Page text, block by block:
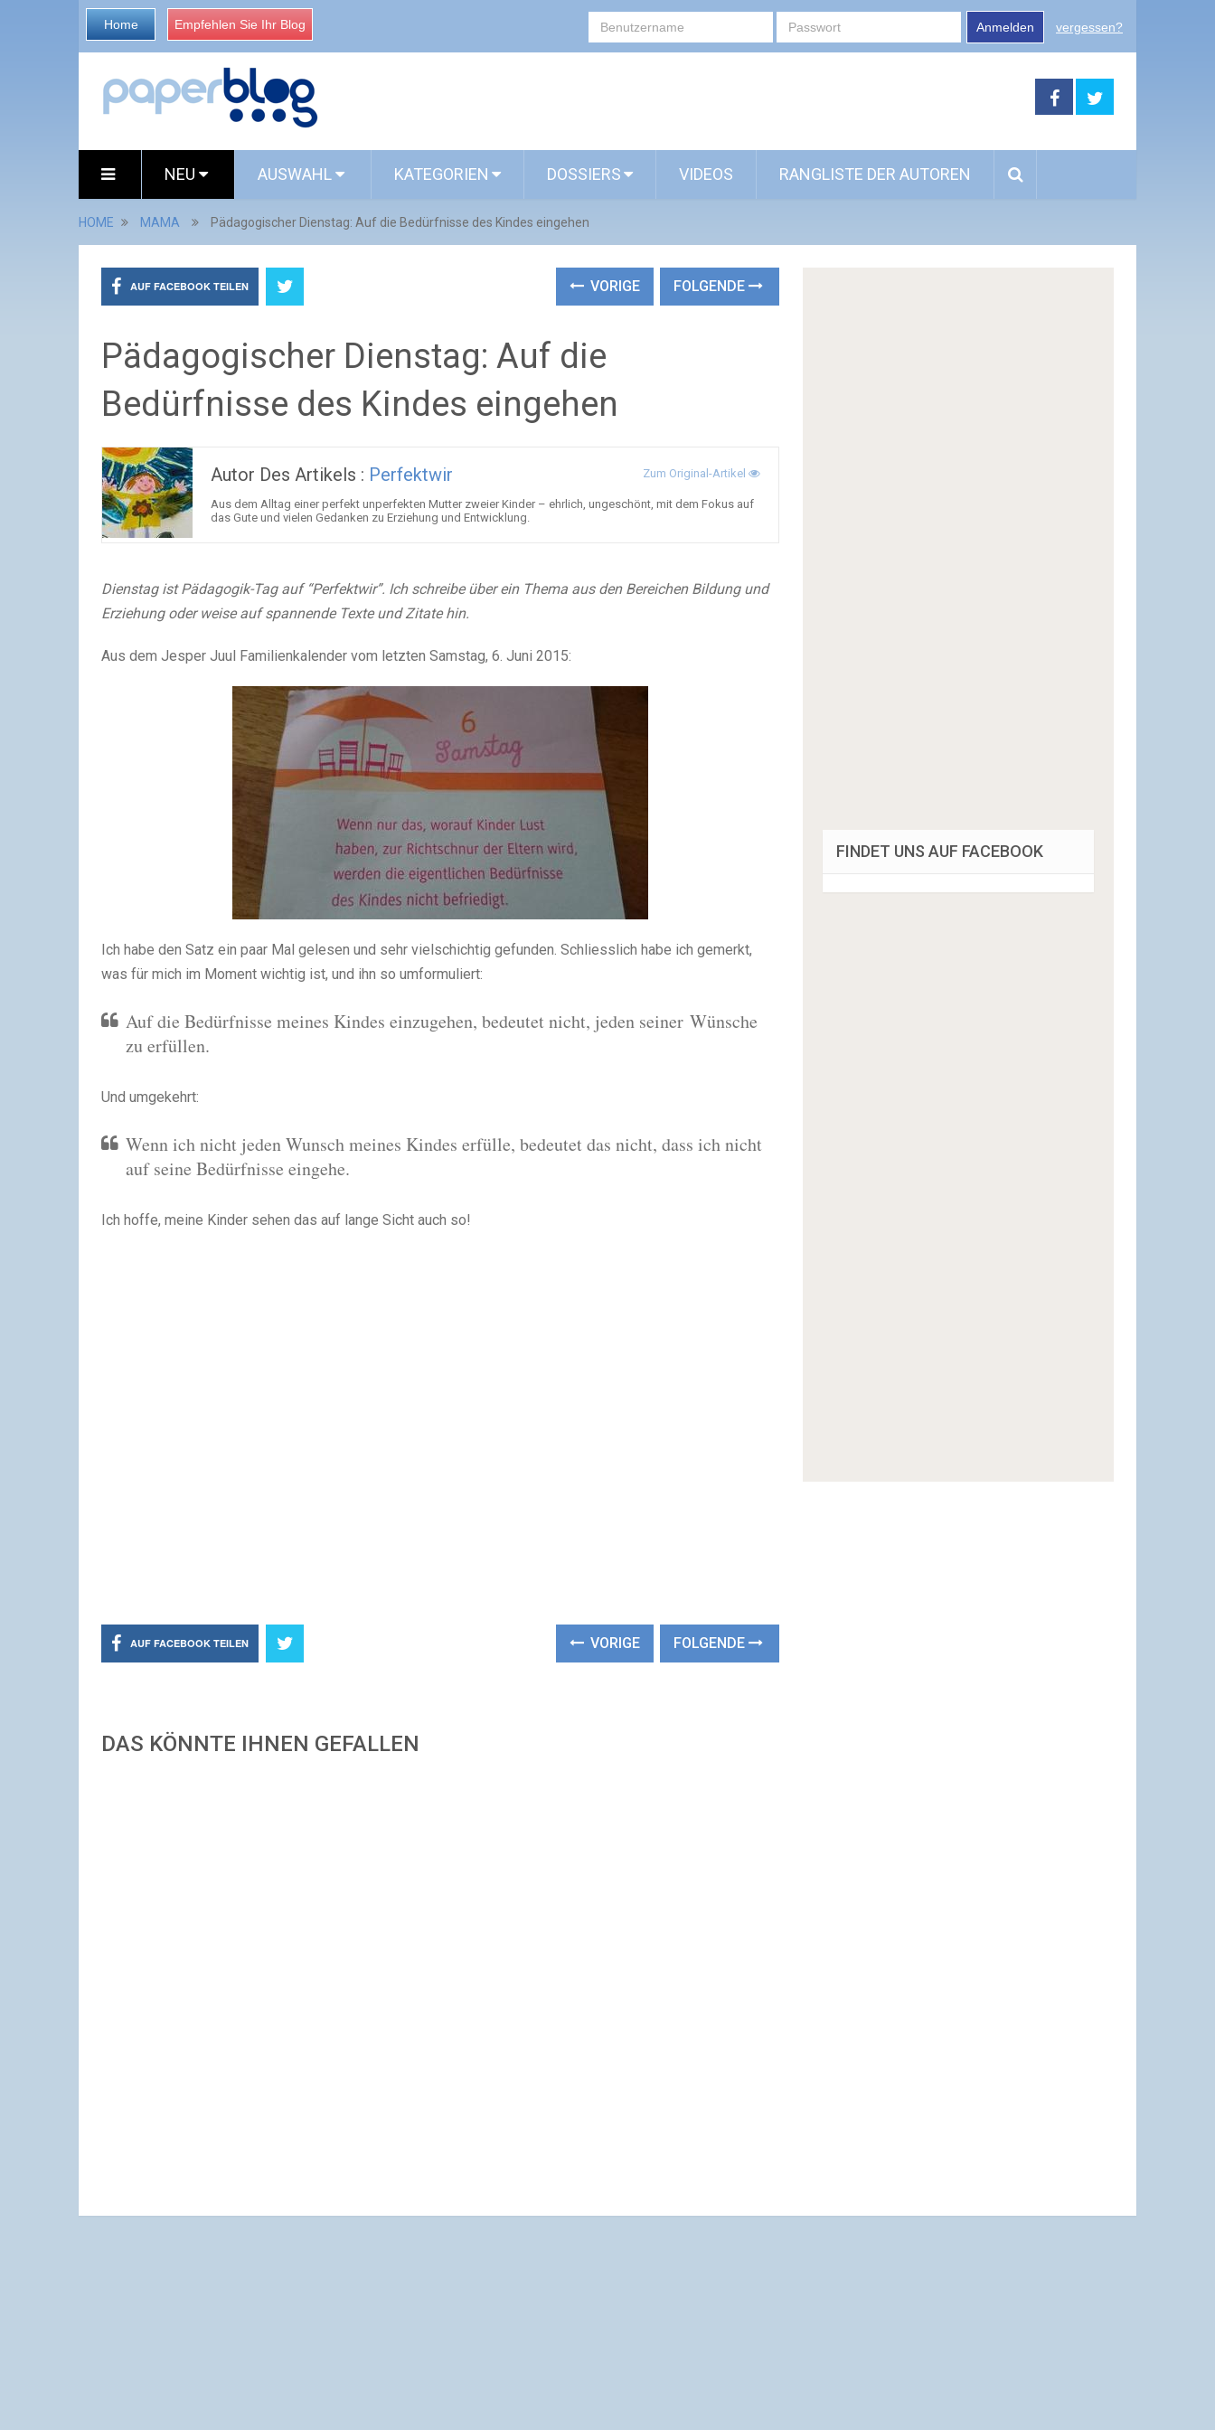
Home Empfehlen Sie Ihr Blog Anmelden vergessen?
NEU AUSWAHL KATEGORIEN DOSSIERS VIDEOS RANGLISTE DER AUTOREN
HOME MAMA Pädagogischer Dienstag: Auf die Bedürfnisse des Kindes eingehen
AUF FACEBOOK TEILEN VORIGE FOLGENDE
Pädagogischer Dienstag: Auf die
Bedürfnisse des Kindes eingehen
Autor Des Artikels : Perfektwir Zum Original-Artikel
Aus dem Alltag einer perfekt unperfekten Mutter zweier Kinder – ehrlich, ungeschönt, mit dem Fokus auf
das Gute und vielen Gedanken zu Erziehung und Entwicklung.
Dienstag ist Pädagogik-Tag auf “Perfektwir”. Ich schreibe über ein Thema aus den Bereichen Bildung und
Erziehung oder weise auf spannende Texte und Zitate hin.
Aus dem Jesper Juul Familienkalender vom letzten Samstag, 6. Juni 2015:
Ich habe den Satz ein paar Mal gelesen und sehr vielschichtig gefunden. Schliesslich habe ich gemerkt,
was für mich im Moment wichtig ist, und ihn so umformuliert:
Auf die Bedürfnisse meines Kindes einzugehen, bedeutet nicht, jeden seiner Wünsche
zu erfüllen.
Und umgekehrt:
Wenn ich nicht jeden Wunsch meines Kindes erfülle, bedeutet das nicht, dass ich nicht
auf seine Bedürfnisse eingehe.
Ich hoffe, meine Kinder sehen das auf lange Sicht auch so!
AUF FACEBOOK TEILEN VORIGE FOLGENDE
DAS KÖNNTE IHNEN GEFALLEN
FINDET UNS AUF FACEBOOK